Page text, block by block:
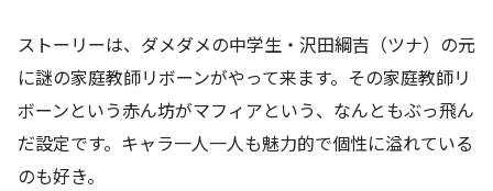
ストーリーは、ダメダメの中学生・沢田綱吉（ツナ）の元
に謎の家庭教師リボーンがやって来ます。その家庭教師リ
ボーンという赤ん坊がマフィアという、なんともぶっ飛ん
だ設定です。キャラ一人一人も魅力的で個性に溢れている
のも好き。